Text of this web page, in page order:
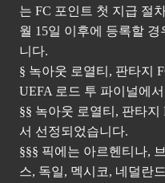
는 FC 포인트 첫 지급 절
월 15일 이후에 등록할
니다.
§ 녹아웃 로열티, 판타지
UEFA 로드 투 파이널에
§§ 녹아웃 로열티, 판타지
서 선정되었습니다.
§§§ 픽에는 아르헨티나,
스, 독일, 멕시코, 네덜란